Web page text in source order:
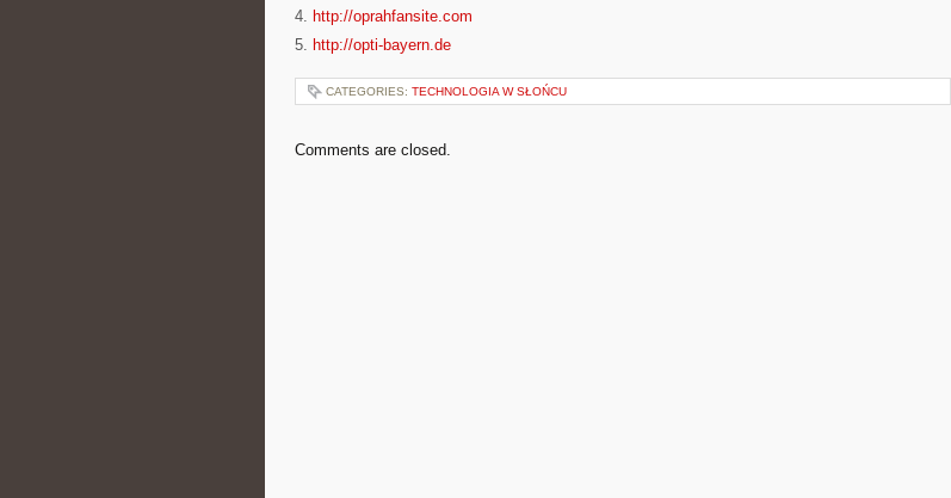
4. http://oprahfansite.com
5. http://opti-bayern.de
CATEGORIES: TECHNOLOGIA W SŁOŃCU
Comments are closed.